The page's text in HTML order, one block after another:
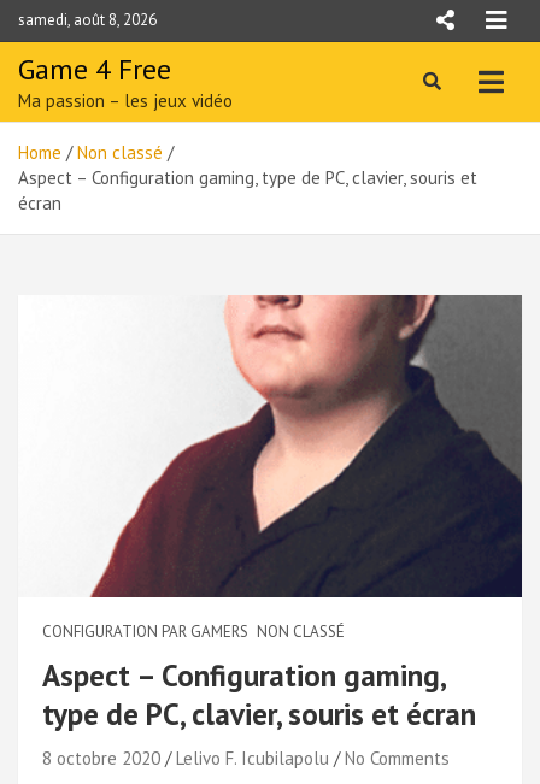
Skip
to
content
samedi, août 8, 2026
Game 4 Free
Ma passion – les jeux vidéo
Home
Non classé
Aspect – Configuration gaming, type de PC, clavier, souris et
écran
CONFIGURATION PAR GAMERS NON CLASSÉ
Aspect – Configuration gaming,
type de PC, clavier, souris et écran
8 octobre 2020 Lelivo F. Icubilapolu No Comments